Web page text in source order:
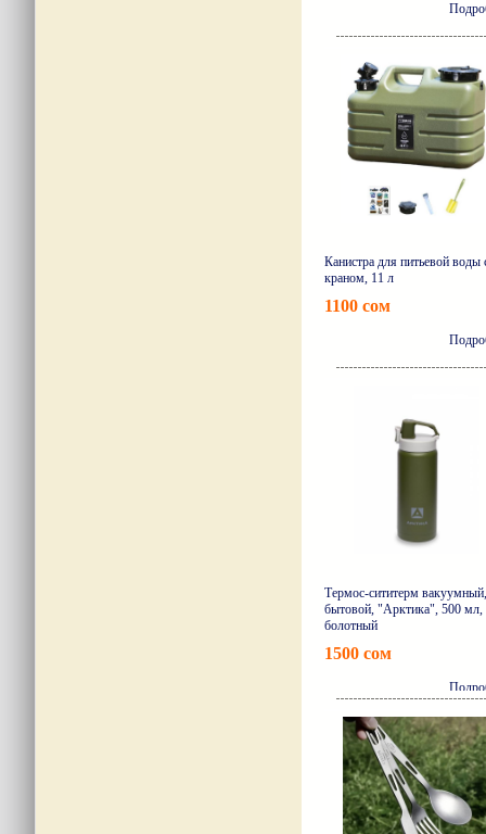
Канистра для питьевой воды
краном, 11 л
1100 сом
Термос-сититерм вакуумный,
бытовой, "Арктика", 500 мл,
болотный
1500 сом